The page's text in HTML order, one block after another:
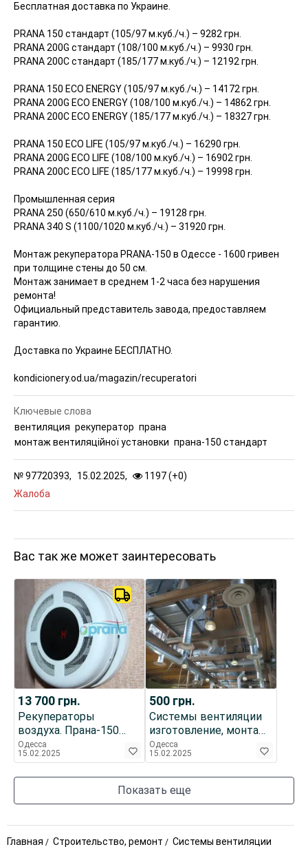
Бесплатная доставка по Украине.
PRANA 150 стандарт (105/97 м.куб./ч.) – 9282 грн.
PRANA 200G стандарт (108/100 м.куб./ч.) – 9930 грн.
PRANA 200C стандарт (185/177 м.куб./ч.) – 12192 грн.
PRANA 150 ECO ENERGY (105/97 м.куб./ч.) – 14172 грн.
PRANA 200G ECO ENERGY (108/100 м.куб./ч.) – 14862 грн.
PRANA 200C ECO ENERGY (185/177 м.куб./ч.) – 18327 грн.
PRANA 150 ECO LIFE (105/97 м.куб./ч.) – 16290 грн.
PRANA 200G ECO LIFE (108/100 м.куб./ч.) – 16902 грн.
PRANA 200C ECO LIFE (185/177 м.куб./ч.) – 19998 грн.
Промышленная серия
PRANA 250 (650/610 м.куб./ч.) – 19128 грн.
PRANA 340 S (1100/1020 м.куб./ч.) – 31920 грн.
Монтаж рекуператора PRANA-150 в Одессе - 1600 гривен
при толщине стены до 50 см.
Монтаж занимает в среднем 1-2 часа без нарушения
ремонта!
Официальный представитель завода, предоставляем
гарантию.
Доставка по Украине БЕСПЛАТНО.
kondicionery.od.ua/magazin/recuperatori
№97720393, 15.02.2025, 1197 (+0)
Жалоба
Ключевые слова
вентиляция рекуператор прана
монтаж вентиляційної установки прана-150 стандарт
Вас так же может заинтересовать
13 700 грн.
Рекуператоры
воздуха. Прана-150
стандарт
Одесса
15.02.2025
500 грн.
Системы вентиляции
изготовление, монтаж,
проектирование.
Одесса
15.02.2025
Показать еще
Главная Строительство, ремонт Системы вентиляции